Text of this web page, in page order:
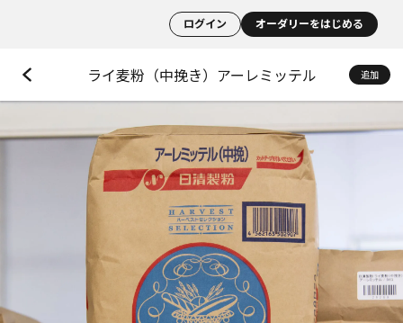
ログイン オーダリーをはじめる
ライ麦粉（中挽き）アーレミッテル 追加